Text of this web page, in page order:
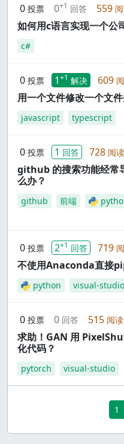
0 投票 0+1 回答 559
如何用c语言实现一个公
c#
0 投票 1+1 解决 609
用一个文件修改一个文
javascript typescript
0 投票 1 回答 728 阅读
github 的搜索功能经常
么办？
github 前端
0 投票 2+1 回答 719
不使用Anaconda直接
python visual-
0 投票 0 回答 515 阅读
求助！GAN 用
化代码？
pytorch visual-studio
1